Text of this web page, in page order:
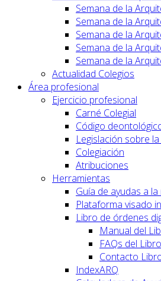
Semana de la
Semana de la
Semana de la
Semana de la
Semana de la
Actualidad Colegios
Área profesional
Ejercicio profesional
Carné Colegial
Código
Legislación sobre
Colegiación
Atribuciones
Herramientas
Guía de ayudas a
Plataforma visado
Libro de órdenes
Manual del
FAQs del
Contacto
IndexARQ